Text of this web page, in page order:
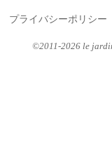
プライバシーポリシー
©2011-2026 le